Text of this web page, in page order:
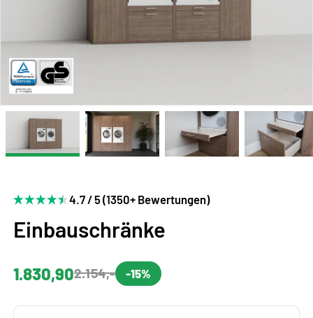
4.7 / 5 (1350+ Bewertungen)
Einbauschränke
1.830,902.154,- -15%